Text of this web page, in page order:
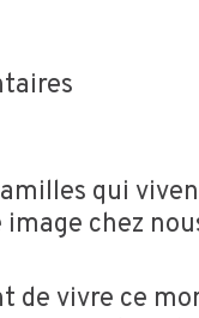
qui
chez
de vivre ce